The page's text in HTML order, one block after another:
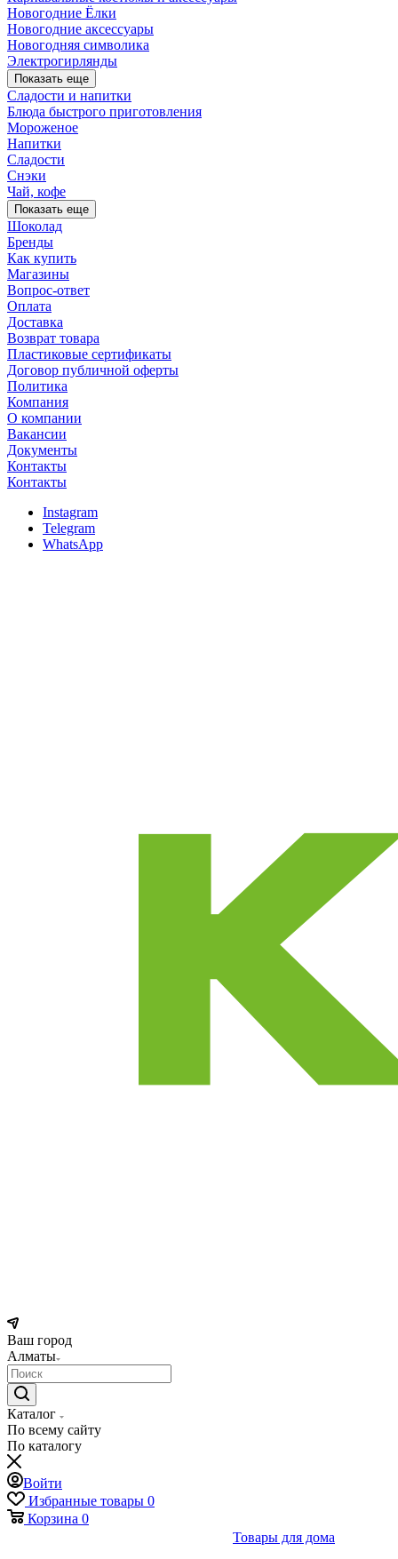
Новогодние Ёлки
Новогодние аксессуары
Новогодняя символика
Электрогирлянды
Показать еще
Сладости и напитки
Блюда быстрого приготовления
Мороженое
Напитки
Сладости
Снэки
Чай, кофе
Показать еще
Шоколад
Бренды
Как купить
Магазины
Вопрос-ответ
Оплата
Доставка
Возврат товара
Пластиковые сертификаты
Договор публичной оферты
Политика
Компания
О компании
Вакансии
Документы
Контакты
Контакты
Instagram
Telegram
WhatsApp
Ваш город
Алматы
Каталог
По всему сайту
По каталогу
Войти
Избранные товары 0
Корзина 0
Товары для дома